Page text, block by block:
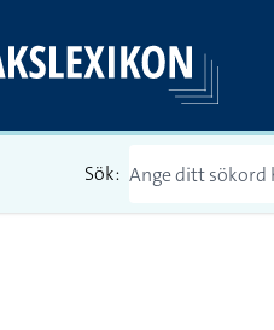
Sök: